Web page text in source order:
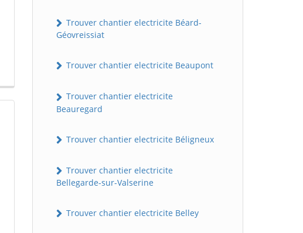
Trouver chantier electricite Béard-
Géovreissiat
Trouver chantier electricite Beaupont
Trouver chantier electricite
Beauregard
Trouver chantier electricite Béligneux
Trouver chantier electricite
Bellegarde-sur-Valserine
Trouver chantier electricite Belley